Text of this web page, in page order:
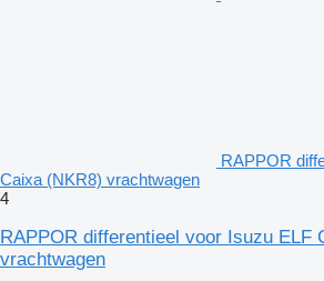
RAPPOR
Caixa (NKR8) vrachtwagen
4
RAPPOR differentieel voor Isuzu ELF
vrachtwagen